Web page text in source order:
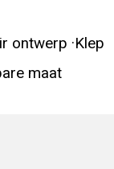
ontwerp ·Klep
maat